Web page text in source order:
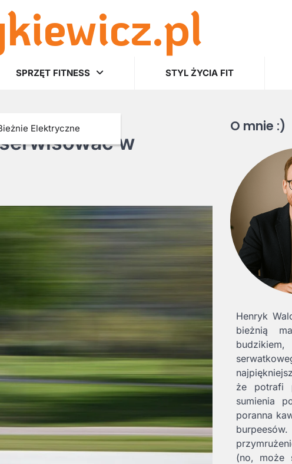
SPRZĘT FITNESS
Elektryczne
STYL ŻYCIA FIT
w
O mnie :)
Henryk
bieżnią
że potrafi
sumienia
poranna
(no, może